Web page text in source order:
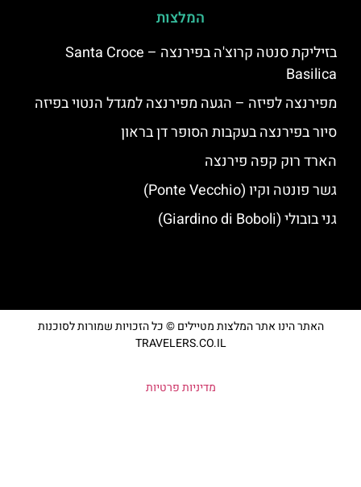
המלצות
בזיליקת סנטה קרוצ'ה בפירנצה – Santa Croce
Basilica
מפירנצה לפיזה – הגעה מפירנצה למגדל הנטוי בפיזה
סיור בפירנצה בעקבות הסופר דן בראון
הארד רוק קפה פירנצה
גשר פונטה וקיו (Ponte Vecchio)
גני בובולי (Giardino di Boboli)
האתר הינו אתר המלצות מטיילים © כל הזכויות שמורות לסוכנות
TRAVELERS.CO.IL
מדיניות פרטיות